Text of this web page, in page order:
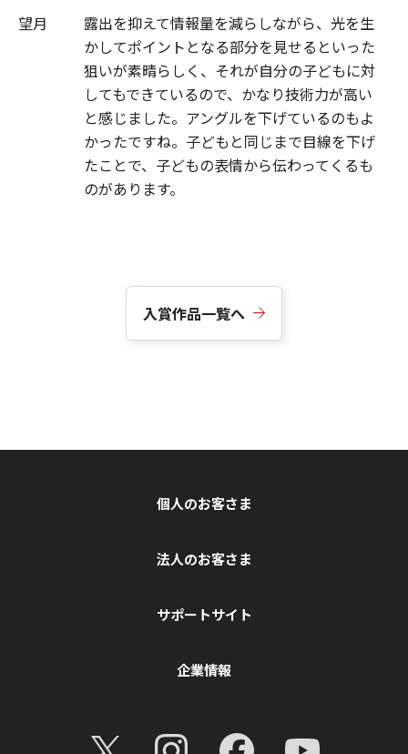
望月
露出を抑えて情報量を減らしながら、光を生
かしてポイントとなる部分を見せるといった
狙いが素晴らしく、それが自分の子どもに対
してもできているので、かなり技術力が高い
と感じました。アングルを下げているのもよ
かったですね。子どもと同じまで目線を下げ
たことで、子どもの表情から伝わってくるも
のがあります。
入賞作品一覧へ
個人のお客さま
法人のお客さま
サポートサイト
企業情報